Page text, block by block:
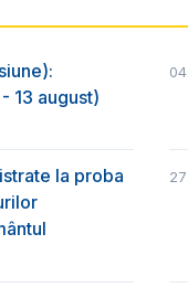
13 august)
la proba